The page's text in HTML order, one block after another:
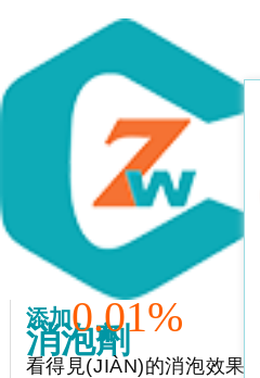
添加0.01%
消泡劑
看得見(JIÀN)的消泡效果